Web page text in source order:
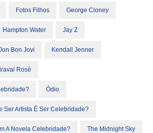
Fotos Filhos George Cloney
Hampton Water Jay Z
Bon Jovi Kendall Jenner
Rosé
Ódio
Ser Artista É Ser Celebridade?
A Novela Celebridade? The Midnight Sky